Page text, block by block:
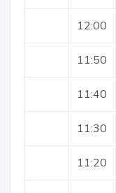
12:00
11:50
11:40
11:30
11:20